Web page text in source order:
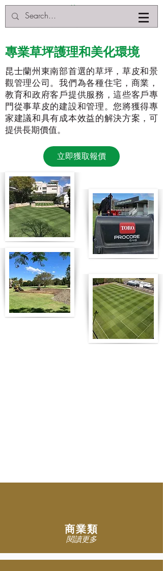
專業草坪護理和美化環境
昆士蘭州東南部首選的草坪，草皮和景
觀管理公司。我們為各種住宅，商業，
教育和政府客戶提供服務，這些客戶專
門從事草皮的建設和管理。您將獲得專
家建議和具有成本效益的解決方案，可
提供長期價值。
立即獲取報價
商業類
閱讀更多